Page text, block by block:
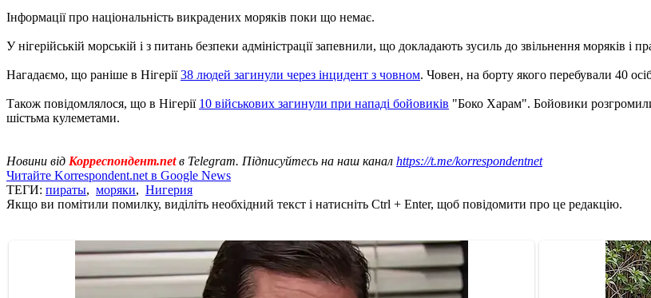
Інформації про національність викрадених моряків поки що немає.
У нігерійській морській і з питань безпеки адміністрації запевнили, що докладають зусиль до звільнення моряків
Нагадаємо, що раніше в Нігерії38 людей загинули через інцидент з човном. Човен, на борту якого перебували 40
Також повідомлялося, що в Нігерії 10 військових загинули при нападі бойовиків "Боко Харам". Бойовики розгромили
шістьма кулеметами.
Новини від Корреспондент.netв Telegram. Підписуйтесь на наш канал https://t.me/korrespondentnet
Читайте Korrespondent.net в Google News
ТЕГИ: пираты, моряки, Нигерия
Якщо ви помітили помилку, виділіть необхідний текст і натисніть Ctrl + Enter, щоб повідомити про це редакцію.